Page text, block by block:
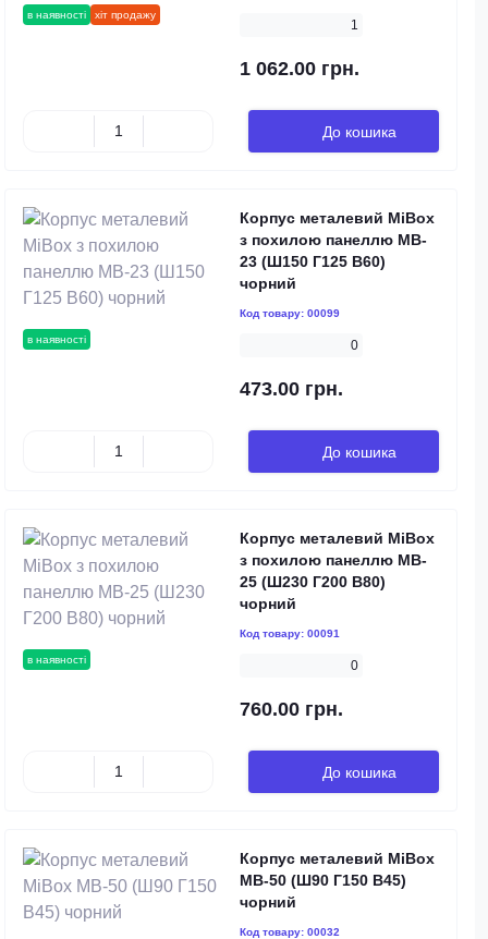
в наявності хіт продажу
1
1 062.00 грн.
До кошика
в наявності
Корпус металевий MiBox
з похилою панеллю MB-
23 (Ш150 Г125 В60)
чорний
Код товару: 00099
0
473.00 грн.
До кошика
в наявності
Корпус металевий MiBox
з похилою панеллю MB-
25 (Ш230 Г200 В80)
чорний
Код товару: 00091
0
760.00 грн.
До кошика
Корпус металевий MiBox
MB-50 (Ш90 Г150 В45)
чорний
Код товару: 00032